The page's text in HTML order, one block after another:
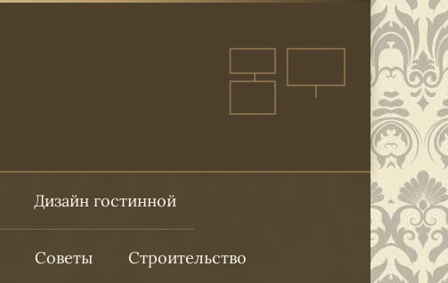
Дизайн гостинной
Советы Строительство